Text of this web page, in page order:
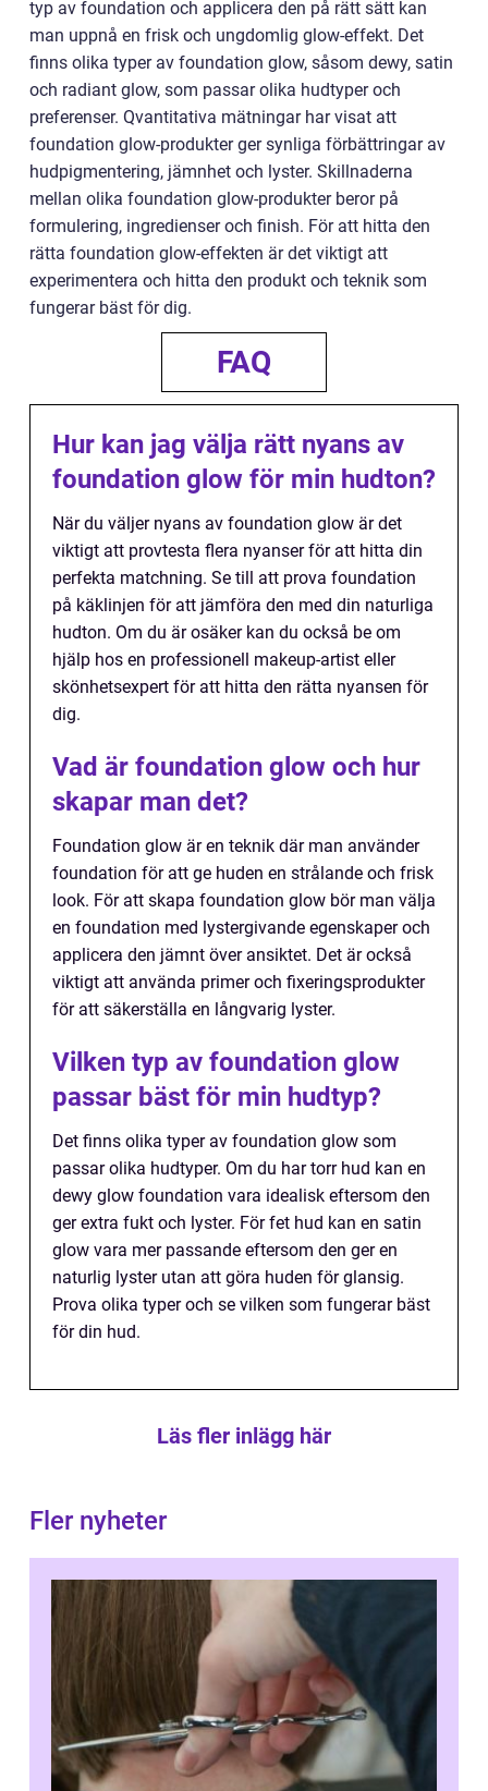
typ av foundation och applicera den på rätt sätt kan
man uppnå en frisk och ungdomlig glow-effekt. Det
finns olika typer av foundation glow, såsom dewy, satin
och radiant glow, som passar olika hudtyper och
preferenser. Qvantitativa mätningar har visat att
foundation glow-produkter ger synliga förbättringar av
hudpigmentering, jämnhet och lyster. Skillnaderna
mellan olika foundation glow-produkter beror på
formulering, ingredienser och finish. För att hitta den
rätta foundation glow-effekten är det viktigt att
experimentera och hitta den produkt och teknik som
fungerar bäst för dig.
FAQ
Hur kan jag välja rätt nyans av
foundation glow för min hudton?
När du väljer nyans av foundation glow är det
viktigt att provtesta flera nyanser för att hitta din
perfekta matchning. Se till att prova foundation
på käklinjen för att jämföra den med din naturliga
hudton. Om du är osäker kan du också be om
hjälp hos en professionell makeup-artist eller
skönhetsexpert för att hitta den rätta nyansen för
dig.
Vad är foundation glow och hur
skapar man det?
Foundation glow är en teknik där man använder
foundation för att ge huden en strålande och frisk
look. För att skapa foundation glow bör man välja
en foundation med lystergivande egenskaper och
applicera den jämnt över ansiktet. Det är också
viktigt att använda primer och fixeringsprodukter
för att säkerställa en långvarig lyster.
Vilken typ av foundation glow
passar bäst för min hudtyp?
Det finns olika typer av foundation glow som
passar olika hudtyper. Om du har torr hud kan en
dewy glow foundation vara idealisk eftersom den
ger extra fukt och lyster. För fet hud kan en satin
glow vara mer passande eftersom den ger en
naturlig lyster utan att göra huden för glansig.
Prova olika typer och se vilken som fungerar bäst
för din hud.
Läs fler inlägg här
Fler nyheter